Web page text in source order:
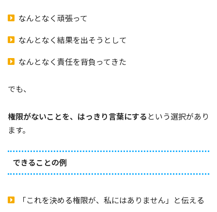
なんとなく頑張って
なんとなく結果を出そうとして
なんとなく責任を背負ってきた
でも、
権限がないことを、はっきり言葉にする という選択があり
ます。
できることの例
「これを決める権限が、私にはありません」と伝える